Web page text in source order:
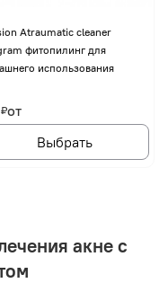
Atraumatic cleaner
фитопилинг для
использования
от
Выбрать
акне с